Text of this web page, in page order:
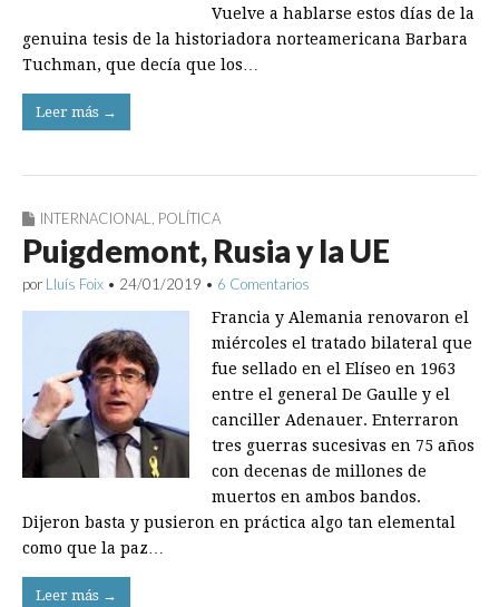
Vuelve a hablarse estos días de la
genuina tesis de la historiadora norteamericana Barbara
Tuchman, que decía que los…
Leer más →
INTERNACIONAL, POLÍTICA
Puigdemont, Rusia y la UE
por Lluís Foix • 24/01/2019 • 6 Comentarios
Francia y Alemania renovaron el
miércoles el tratado bilateral que
fue sellado en el Elíseo en 1963
entre el general De Gaulle y el
canciller Adenauer. Enterraron
tres guerras sucesivas en 75 años
con decenas de millones de
muertos en ambos bandos.
Dijeron basta y pusieron en práctica algo tan elemental
como que la paz…
Leer más →